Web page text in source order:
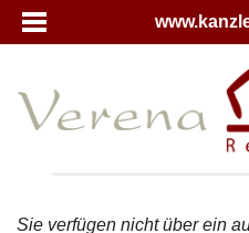
Sie verfügen nicht über ein